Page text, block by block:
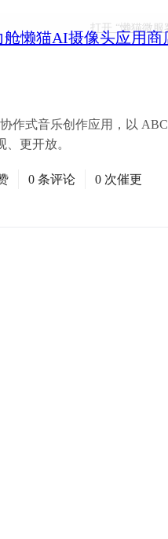
舱懒猫AI摄像头应用商
打开 “懒猫微服
协作式音乐创作应用，以
更开放。
0 条评论 0 次催更